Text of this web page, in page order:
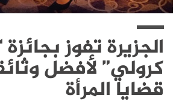
الجزيرة تفوز
كرولي” لأفضل
قضايا المرأة